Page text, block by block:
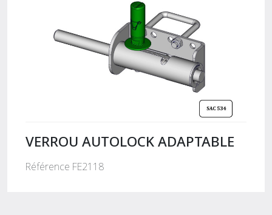
VERROU AUTOLOCK ADAPTABLE
Référence FE2118